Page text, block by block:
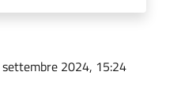
settembre 2024, 15:24